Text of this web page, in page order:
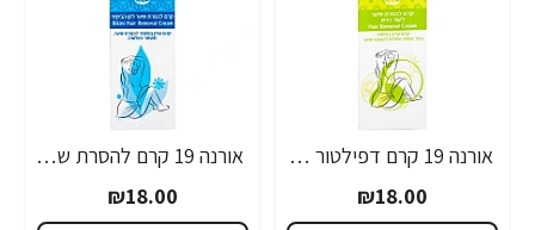
אורנה 19 קרם דפילטור לעור רגיש 80 גרם
₪18.00
אורנה 19 קרם להסרת שיער לקו הביקיני 90 מ"ל
₪18.00